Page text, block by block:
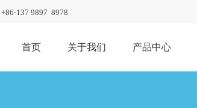
+86-137 9897 8978
首页 关于我们 产品中心